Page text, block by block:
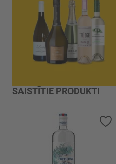
SAISTĪTIE PRODUKTI